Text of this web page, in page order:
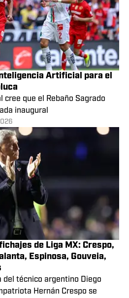
Artificial para el
cree que el Rebaño Sagrado
inaugural
de Liga MX: Crespo,
Espinosa, Gouveia,
del técnico argentino Diego
Hernán Crespo se